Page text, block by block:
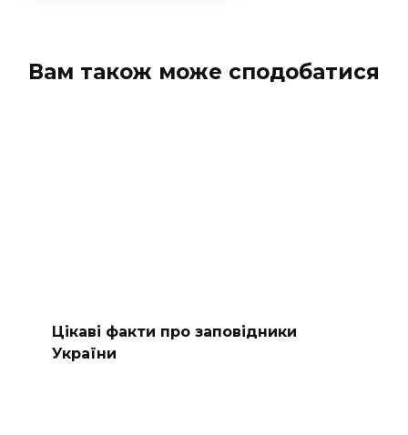
Вам також може сподобатися
Цікаві факти про заповідники
України